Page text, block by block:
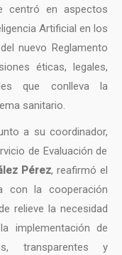
centró en aspectos
Artificial en los
nuevo Reglamento
éticas, legales,
que conlleva la
sanitario.
a su coordinador,
de Evaluación de
Pérez, reafirmó el
con la cooperación
relieve la necesidad
implementación de
transparentes y